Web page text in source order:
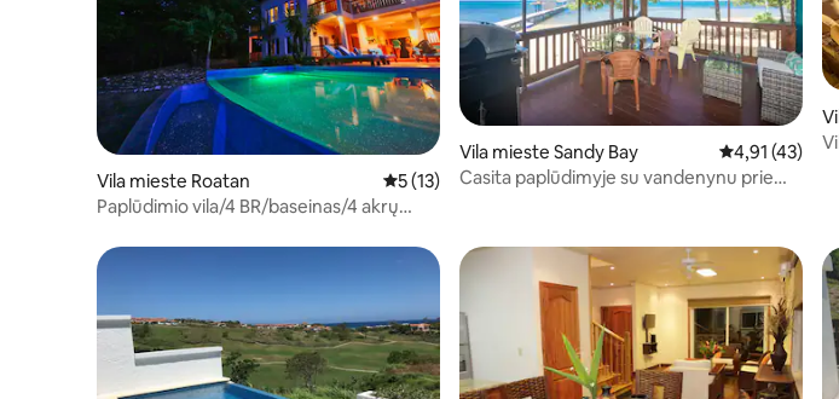
Vila mieste Roatan Vidutinis įvertinimas: 5 iš 5, atsiliepimų: 13
5 (13)
Paplūdimio vila/4 BR/baseinas/4 akrų
Vila mieste Sandy Bay Vidutinis
4,91 (43)
Casita paplūdimyje su vandenynu prie